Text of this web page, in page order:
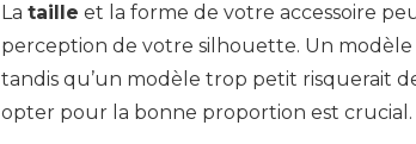
La taille et la forme de votre accessoire
perception de votre silhouette. Un
tandis qu’un modèle trop petit risquerait
opter pour la bonne proportion est crucial.